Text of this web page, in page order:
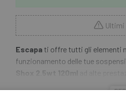
Escapa ti offre tutti gli elementi
funzionamento delle tue
Shox 2.5wt 120ml ad alte